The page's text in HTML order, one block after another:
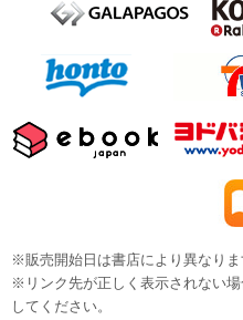
※販売開始日は書店により異なりま
※リンク先が正しく表示されない
してください。